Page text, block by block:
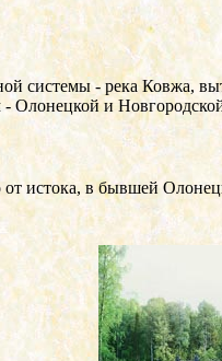
системы - река Ковжа,
и
от истока, в бывшей